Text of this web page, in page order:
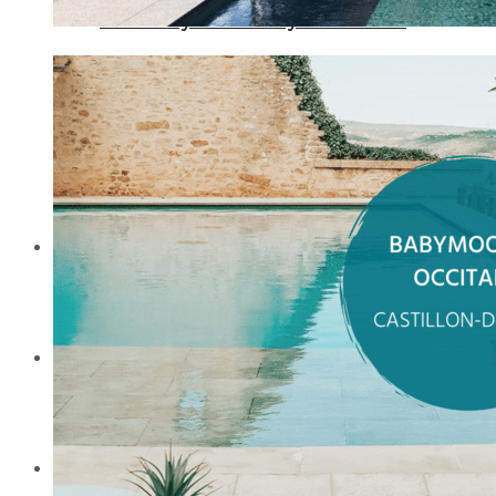
Votre Babymoon en Pays-de-la-Loire
Votre Babymoon en Provence-Alpes-Côte-
Ateliers
Babymoon Haut de Gamme